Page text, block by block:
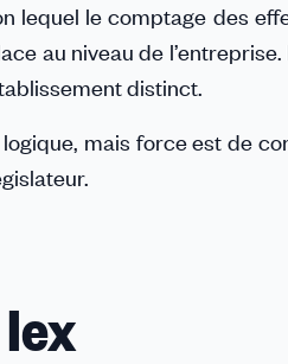
lequel le comptage des
au niveau de
distinct.
mais force est de